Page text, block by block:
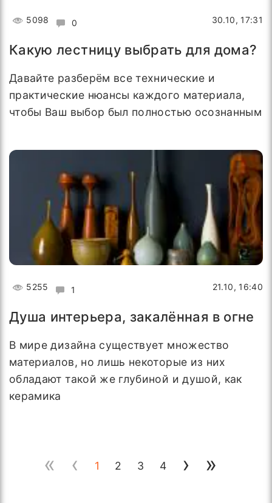
5098 0 30.10, 17:31
Какую лестницу выбрать для дома?
Давайте разберём все технические и
практические нюансы каждого материала,
чтобы Ваш выбор был полностью осознанным
5255 1 21.10, 16:40
Душа интерьера, закалённая в огне
В мире дизайна существует множество
материалов, но лишь некоторые из них
обладают такой же глубиной и душой, как
керамика
« ‹ 1 2 3 4 › »